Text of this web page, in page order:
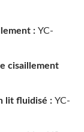
: YC-
cisaillement
lit fluidisé : YC-